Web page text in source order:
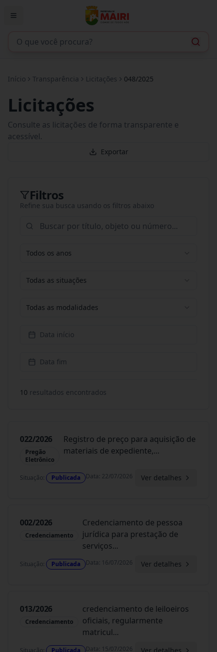
Início Transparência Licitações 048/2025
Licitações
Consulte as licitações de forma transparente e
acessível.
Exportar
Filtros
Refine sua busca usando os filtros abaixo
Todos os anos
Todas as situações
Todas as modalidades
Data início
Data fim
10 resultados encontrados
022/2026
Pregão
Eletrônico
Registro de preço para aquisição de
materiais de expediente,...
Situação: Publicada Data: 22/07/2026 Ver detalhes
002/2026
Credenciamento
Credenciamento de pessoa
jurídica para prestação de
serviços...
Situação: Publicada Data: 16/07/2026 Ver detalhes
013/2026
Credenciamento
credenciamento de leiloeiros
oficiais, regularmente
matricul...
Situação: Publicada Data: 15/07/2026